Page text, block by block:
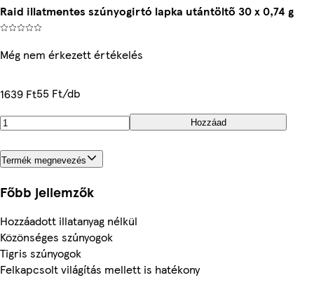
Raid illatmentes szúnyogirtó lapka utántöltő 30 x 0,74 g
Még nem érkezett értékelés
1639 Ft55 Ft/db
Hozzáad
Termék megnevezés
Főbb jellemzők
Hozzáadott illatanyag nélkül
Közönséges szúnyogok
Tigris szúnyogok
Felkapcsolt világítás mellett is hatékony